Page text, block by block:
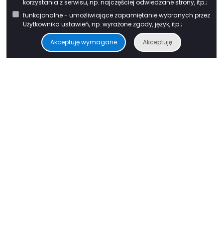
korzystania z serwisu, np. najczęściej odwiedzane strony, itp.;
funkcjonalne - umożliwiające zapamiętanie wybranych przez
Użytkownika ustawień, np. wyrażone zgody, język, itp.;
Akceptuję wymagane Akceptuję